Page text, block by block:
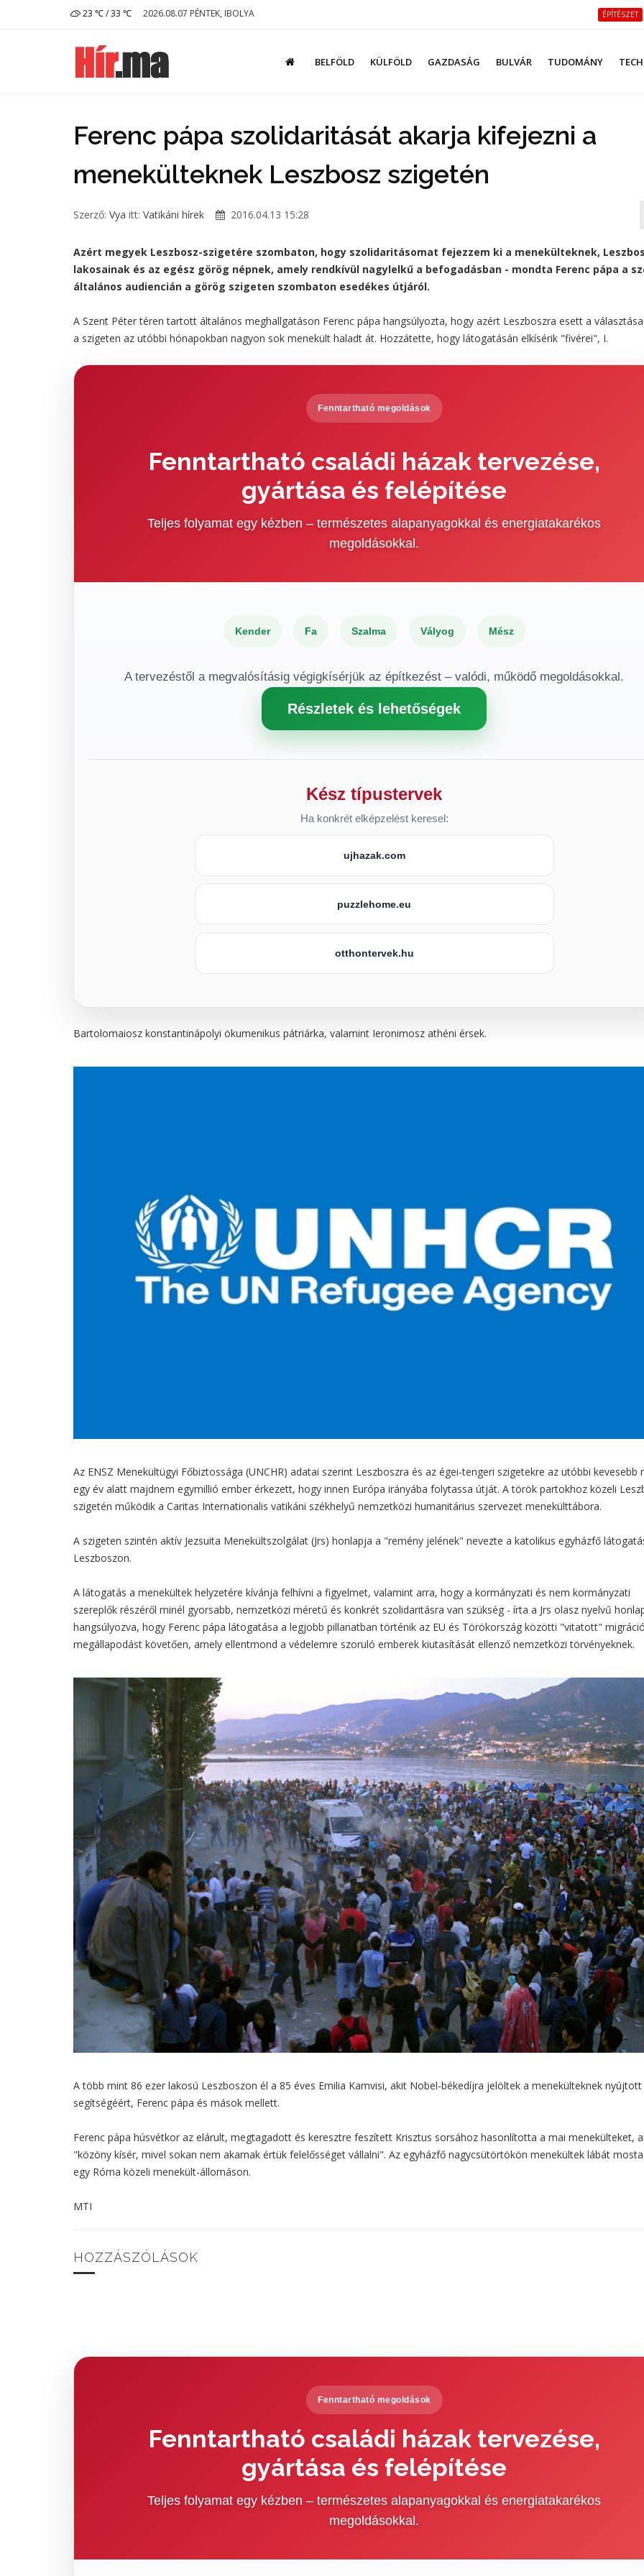
23 ℃ / 33 ℃ 2026.08.07 PÉNTEK, IBOLYA ÉPÍTÉSZET
BELFÖLD KÜLFÖLD GAZDASÁG BULVÁR TUDOMÁNY TECH
Ferenc pápa szolidaritását akarja kifejezni a
menekülteknek Leszbosz szigetén
Szerző: Vya itt: Vatikáni hírek 2016.04.13 15:28
Azért megyek Leszbosz-szigetére szombaton, hogy szolidaritásomat fejezzem ki a menekülteknek,
lakosainak és az egész görög népnek, amely rendkívül nagylelkű a befogadásban - mondta Ferenc pápa a
általános audiencián a görög szigeten szombaton esedékes útjáról.
A Szent Péter téren tartott általános meghallgatáson Ferenc pápa hangsúlyozta, hogy azért Leszboszra esett a
a szigeten az utóbbi hónapokban nagyon sok menekült haladt át. Hozzátette, hogy látogatásán elkísérik "fivérei", I.
Fenntartható megoldások
Fenntartható családi házak tervezése,
gyártása és felépítése
Teljes folyamat egy kézben – természetes alapanyagokkal és energiatakarékos
megoldásokkal.
Kender Fa Szalma Vályog Mész
A tervezéstől a megvalósításig végigkísérjük az építkezést – valódi, működő megoldásokkal.
Részletek és lehetőségek
Kész típustervek
Ha konkrét elképzelést keresel:
ujhazak.com
puzzlehome.eu
otthontervek.hu
Bartolomaiosz konstantinápolyi ökumenikus pátriárka, valamint Ieronimosz athéni érsek.
Az ENSZ Menekültügyi Főbiztossága (UNCHR) adatai szerint Leszboszra és az égei-tengeri szigetekre az utóbbi kevesebb
egy év alatt majdnem egymillió ember érkezett, hogy innen Európa irányába folytassa útját. A török partokhoz közeli
szigetén működik a Caritas Internationalis vatikáni székhelyű nemzetközi humanitárius szervezet menekülttábora.
A szigeten szintén aktív Jezsuita Menekültszolgálat (Jrs) honlapja a "remény jelének" nevezte a katolikus egyházfő
Leszboszon.
A látogatás a menekültek helyzetére kívánja felhívni a figyelmet, valamint arra, hogy a kormányzati és nem kormányzati
szereplők részéről minél gyorsabb, nemzetközi méretű és konkrét szolidaritásra van szükség - írta a Jrs olasz nyelvű
hangsúlyozva, hogy Ferenc pápa látogatása a legjobb pillanatban történik az EU és Törökország közötti "vitatott"
megállapodást követően, amely ellentmond a védelemre szoruló emberek kiutasítását ellenző nemzetközi törvényeknek.
A több mint 86 ezer lakosú Leszboszon él a 85 éves Emilia Kamvisi, akit Nobel-békedíjra jelöltek a menekülteknek nyújtott
segítségéért, Ferenc pápa és mások mellett.
Ferenc pápa húsvétkor az elárult, megtagadott és keresztre feszített Krisztus sorsához hasonlította a mai menekülteket,
"közöny kísér, mivel sokan nem akarnak értük felelősséget vállalni". Az egyházfő nagycsütörtökön menekültek lábát
egy Róma közeli menekült-állomáson.
MTI
HOZZÁSZÓLÁSOK
Fenntartható megoldások
Fenntartható családi házak tervezése,
gyártása és felépítése
Teljes folyamat egy kézben – természetes alapanyagokkal és energiatakarékos
megoldásokkal.